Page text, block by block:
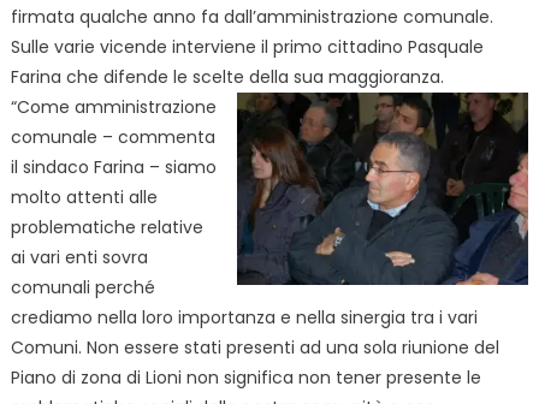
firmata qualche anno fa dall’amministrazione comunale.
Sulle varie vicende interviene il primo cittadino Pasquale
Farina che difende le scelte della sua maggioranza.
“Come amministrazione
comunale – commenta
il sindaco Farina – siamo
molto attenti alle
problematiche relative
ai vari enti sovra
comunali perché
crediamo nella loro importanza e nella sinergia tra i vari
Comuni. Non essere stati presenti ad una sola riunione del
Piano di zona di Lioni non significa non tener presente le